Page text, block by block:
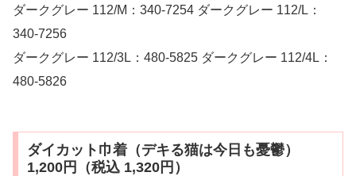
ダークグレー 112/M：340-7254 ダークグレー 112/L：
340-7256
ダークグレー 112/3L：480-5825 ダークグレー 112/4L：
480-5826
ダイカット巾着（デキる猫は今日も憂鬱）
1,200円（税込 1,320円）